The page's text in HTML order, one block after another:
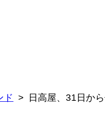
ド 日高屋、31日か